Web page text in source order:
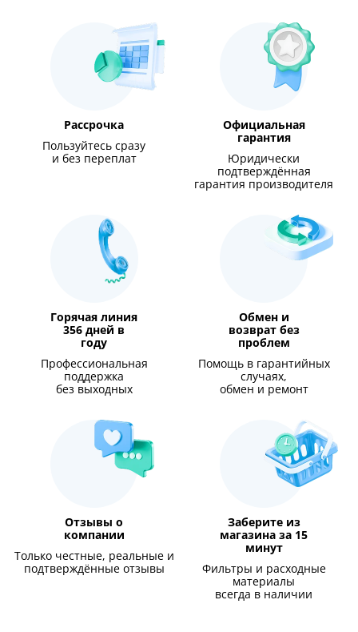
Рассрочка
Пользуйтесь сразу
и без переплат
Официальная
гарантия
Юридически
подтверждённая
гарантия производителя
Горячая линия
356 дней в
году
Профессиональная
поддержка
без выходных
Обмен и
возврат без
проблем
Помощь в гарантийных
случаях,
обмен и ремонт
Отзывы о
компании
Только честные, реальные и
подтверждённые отзывы
Заберите из
магазина за 15
минут
Фильтры и расходные
материалы
всегда в наличии